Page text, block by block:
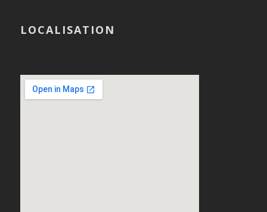
LOCALISATION